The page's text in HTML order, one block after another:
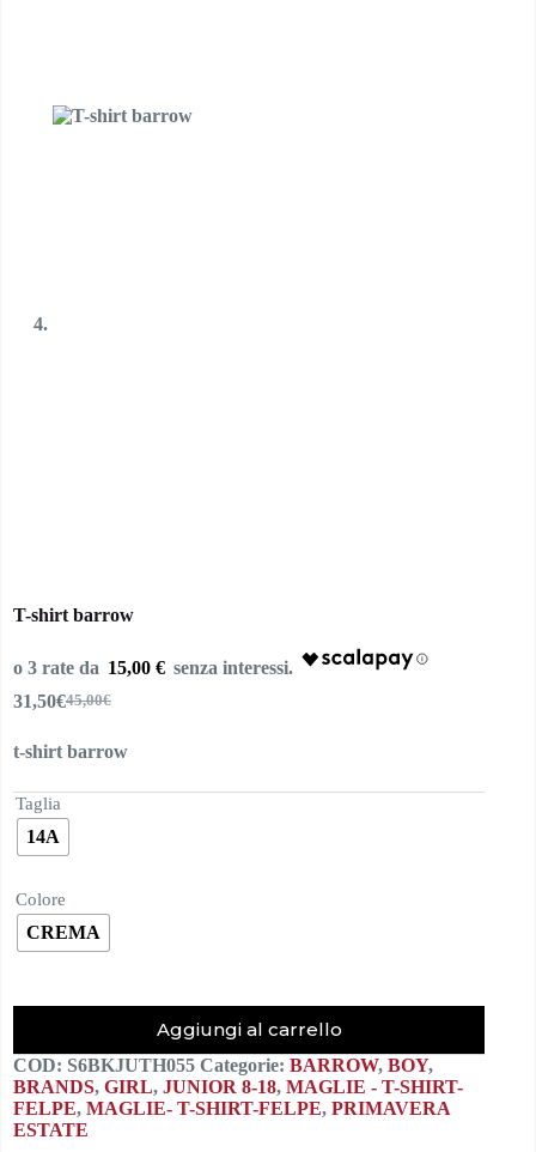
T-shirt barrow
15,00 €
45,00€
Il
originale
45,00€.
31,50€Il
attuale
31,50€.
t-shirt barrow
Taglia
14A
Colore
CREMA
Aggiungi al carrello
COD: S6BKJUTH055 Categorie: BARROW, BOY,
BRANDS, GIRL, JUNIOR 8-18, MAGLIE - T-SHIRT-
FELPE, MAGLIE- T-SHIRT-FELPE, PRIMAVERA
ESTATE